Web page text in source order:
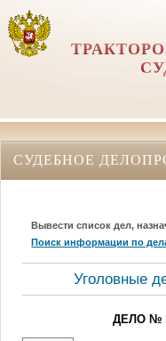
СУДЕБНОЕ
Вывести список дел,
Поиск информации по
Уголовные
ДЕЛО №